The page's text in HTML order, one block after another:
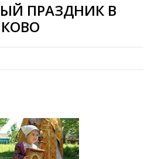
ПРАЗДНИК В